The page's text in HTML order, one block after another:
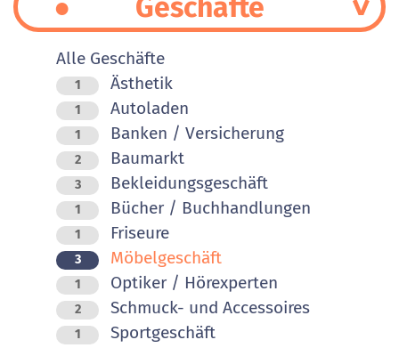
Alle Geschäfte
1 Ästhetik
1 Autoladen
1 Banken / Versicherung
2 Baumarkt
3 Bekleidungsgeschäft
1 Bücher / Buchhandlungen
1 Friseure
3 Möbelgeschäft
1 Optiker / Hörexperten
2 Schmuck- und Accessoires
1 Sportgeschäft